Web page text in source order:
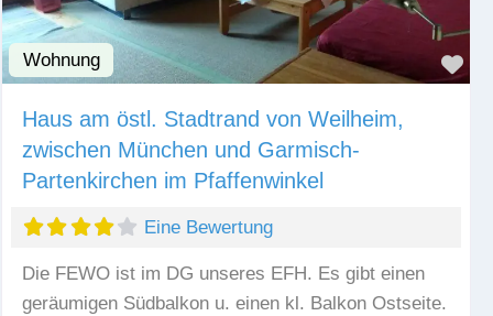
Wohnung
Haus am östl. Stadtrand von Weilheim,
zwischen München und Garmisch-
Partenkirchen im Pfaffenwinkel
Eine Bewertung
Die FEWO ist im DG unseres EFH. Es gibt einen
geräumigen Südbalkon u. einen kl. Balkon Ostseite.